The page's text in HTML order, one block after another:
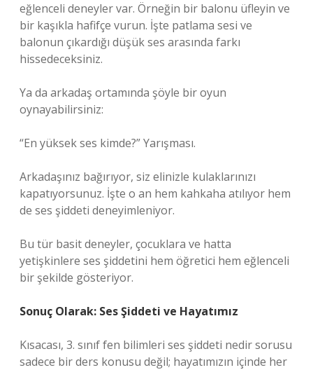
eğlenceli deneyler var. Örneğin bir balonu üfleyin ve
bir kaşıkla hafifçe vurun. İşte patlama sesi ve
balonun çıkardığı düşük ses arasında farkı
hissedeceksiniz.
Ya da arkadaş ortamında şöyle bir oyun
oynayabilirsiniz:
“En yüksek ses kimde?” Yarışması.
Arkadaşınız bağırıyor, siz elinizle kulaklarınızı
kapatıyorsunuz. İşte o an hem kahkaha atılıyor hem
de ses şiddeti deneyimleniyor.
Bu tür basit deneyler, çocuklara ve hatta
yetişkinlere ses şiddetini hem öğretici hem eğlenceli
bir şekilde gösteriyor.
Sonuç Olarak: Ses Şiddeti ve Hayatımız
Kısacası, 3. sınıf fen bilimleri ses şiddeti nedir sorusu
sadece bir ders konusu değil; hayatımızın içinde her